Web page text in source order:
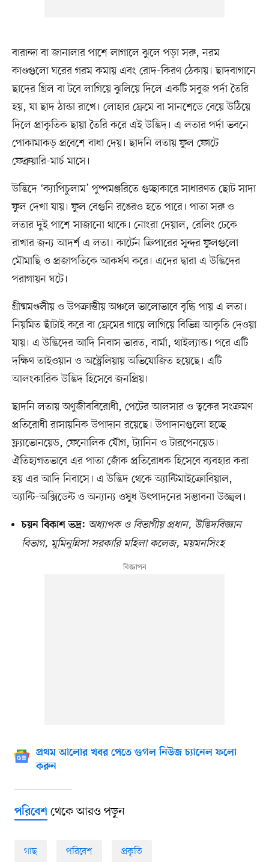
বারান্দা বা জানালার পাশে লাগালে ঝুলে পড়া সরু, নরম
কাণ্ডগুলো ঘরের গরম কমায় এবং রোদ-কিরণ ঠেকায়। ছাদবাগানে
ছাদের গ্রিল বা টবে লাগিয়ে ঝুলিয়ে দিলে একটি সবুজ পর্দা তৈরি
হয়, যা ছাদ ঠান্ডা রাখে। লোহার ফ্রেমে বা সানশেডে বেয়ে উঠিয়ে
দিলে প্রাকৃতিক ছায়া তৈরি করে এই উদ্ভিদ। এ লতার পর্দা ভবনে
পোকামাকড় প্রবেশে বাধা দেয়। ছাদনি লতায় ফুল ফোটে
ফেব্রুয়ারি-মার্চ মাসে।
উদ্ভিদে ‘ক্যাপিচুলাম’ পুষ্পমঞ্জরিতে গুচ্ছাকারে সাধারণত ছোট সাদা
ফুল দেখা যায়। ফুল বেগুনি রঙেরও হতে পারে। পাতা সরু ও
লতার দুই পাশে সাজানো থাকে। নোংরা দেয়াল, রেলিং ঢেকে
রাখার জন্য আদর্শ এ লতা। কার্টেন ক্রিপারের সুন্দর ফুলগুলো
মৌমাছি ও প্রজাপতিকে আকর্ষণ করে। এদের দ্বারা এ উদ্ভিদের
পরাগায়ন ঘটে।
গ্রীষ্মমণ্ডলীয় ও উপক্রান্তীয় অঞ্চলে ভালোভাবে বৃদ্ধি পায় এ লতা।
নিয়মিত ছাঁটাই করে বা ফ্রেমের গায়ে লাগিয়ে বিভিন্ন আকৃতি দেওয়া
যায়। এ উদ্ভিদের আদি নিবাস ভারত, বার্মা, থাইল্যান্ড। পরে এটি
দক্ষিণ তাইওয়ান ও অস্ট্রেলিয়ায় অভিযোজিত হয়েছে। এটি
আলংকারিক উদ্ভিদ হিসেবে জনপ্রিয়।
ছাদনি লতায় অণুজীববিরোধী, পেটের আলসার ও ত্বকের সংক্রমণ
প্রতিরোধী রাসায়নিক উপাদান রয়েছে। উপাদানগুলো হচ্ছে
ফ্ল্যাভোনয়েড, ফেনোলিক যৌগ, ট্যানিন ও টারপেনয়েড।
ঐতিহ্যগতভাবে এর পাতা জোঁক প্রতিরোধক হিসেবে ব্যবহার করা
হয় এর আদি নিবাসে। এ উদ্ভিদ থেকে অ্যান্টিমাইক্রোবিয়াল,
অ্যান্টি–অক্সিডেন্ট ও অন্যান্য ওষুধ উৎপাদনের সম্ভাবনা উজ্জ্বল।
চয়ন বিকাশ ভদ্র: অধ্যাপক ও বিভাগীয় প্রধান, উদ্ভিদবিজ্ঞান
বিভাগ, মুমিনুন্নিসা সরকারি মহিলা কলেজ, ময়মনসিংহ
প্রথম আলোর খবর পেতে গুগল নিউজ চ্যানেল ফলো
করুন
পরিবেশথেকে আরও পড়ুন
গাছ পরিবেশ প্রকৃতি